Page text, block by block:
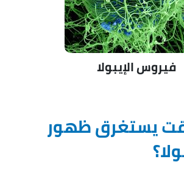
فيروس الإيبولا
يستغرق ظهور